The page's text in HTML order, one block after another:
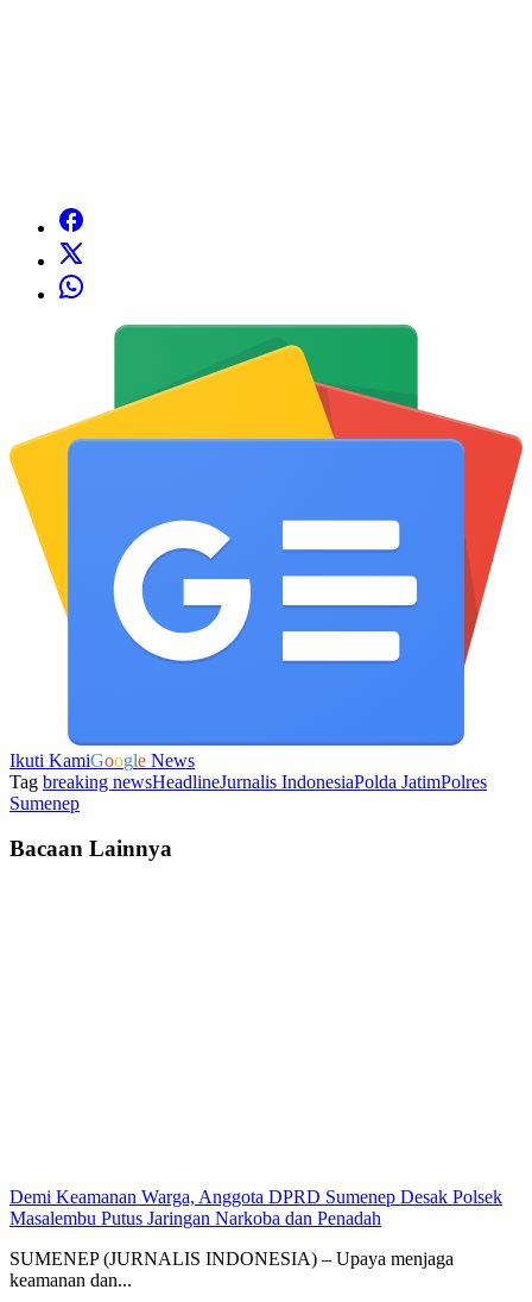
Ikuti KamiGoogle News
Tag breaking newsHeadlineJurnalis IndonesiaPolda JatimPolres
Sumenep
Bacaan Lainnya
Demi Keamanan Warga, Anggota DPRD Sumenep Desak Polsek
Masalembu Putus Jaringan Narkoba dan Penadah
SUMENEP (JURNALIS INDONESIA) – Upaya menjaga
keamanan dan...